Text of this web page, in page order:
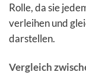
Rolle, da sie
verleihen und
darstellen.
Vergleich